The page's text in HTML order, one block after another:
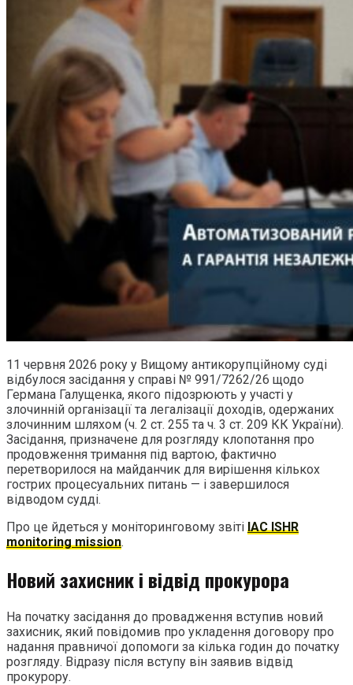
11 червня 2026 року у Вищому антикорупційному суді
відбулося засідання у справі № 991/7262/26 щодо
Германа Галущенка, якого підозрюють у участі у
злочинній організації та легалізації доходів, одержаних
злочинним шляхом (ч. 2 ст. 255 та ч. 3 ст. 209 КК України).
Засідання, призначене для розгляду клопотання про
продовження тримання під вартою, фактично
перетворилося на майданчик для вирішення кількох
гострих процесуальних питань — і завершилося
відводом судді.
Про це йдеться у моніторинговому звіті IAC ISHR
monitoring mission.
Новий захисник і відвід прокурора
На початку засідання до провадження вступив новий
захисник, який повідомив про укладення договору про
надання правничої допомоги за кілька годин до початку
розгляду. Відразу після вступу він заявив відвід
прокурору.